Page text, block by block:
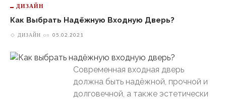
ДИЗАЙН
Как Выбрать Надёжную Входную Дверь?
ДИЗАЙН on 05.02.2021
Современная входная дверь
должна быть надёжной, прочной и
долговечной, а также эстетически